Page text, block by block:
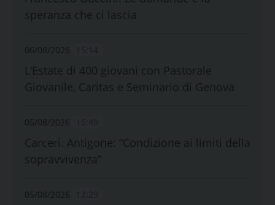
speranza che ci lascia
06/08/2026
L’Estate di 400 giovani con Pastorale
Giovanile, Caritas e Seminario di Genova
05/08/2026
Carceri. Antigone: “Condizione ai limiti della
sopravvivenza”
05/08/2026